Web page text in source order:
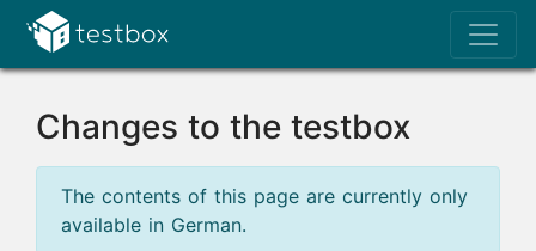
Changes to the testbox
The contents of this page are currently only
available in German.